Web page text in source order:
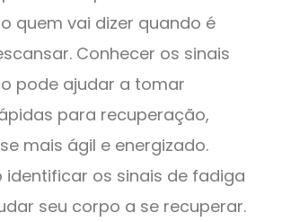
quem vai dizer quando é
Conhecer os sinais
pode ajudar a tomar
para recuperação,
mais ágil e energizado.
identificar os sinais de fadiga
seu corpo a se recuperar.